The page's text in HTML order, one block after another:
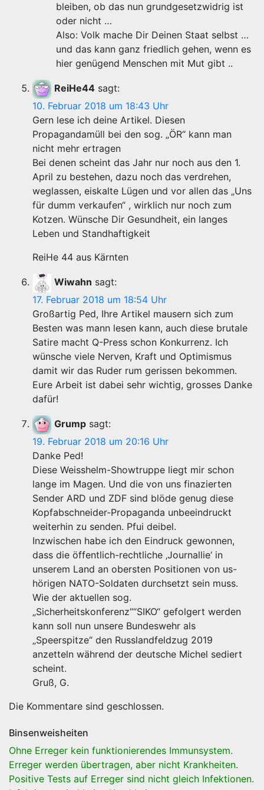
bleiben, ob das nun grundgesetzwidrig ist
oder nicht …
Also: Volk mache Dir Deinen Staat selbst …
und das kann ganz friedlich gehen, wenn es
hier genügend Menschen mit Mut gibt ..
ReiHe44 sagt:
10. Februar 2018 um 18:43 Uhr
Gern lese ich deine Artikel. Diesen
Propagandamüll bei den sog. „ÖR“ kann man
nicht mehr ertragen
Bei denen scheint das Jahr nur noch aus den 1.
April zu bestehen, dazu noch das verdrehen,
weglassen, eiskalte Lügen und vor allen das „Uns
für dumm verkaufen“ , wirklich nur noch zum
Kotzen. Wünsche Dir Gesundheit, ein langes
Leben und Standhaftigkeit
ReiHe 44 aus Kärnten
Wiwahn sagt:
17. Februar 2018 um 18:54 Uhr
Großartig Ped, Ihre Artikel mausern sich zum
Besten was mann lesen kann, auch diese brutale
Satire macht Q-Press schon Konkurrenz. Ich
wünsche viele Nerven, Kraft und Optimismus
damit wir das Ruder rum gerissen bekommen.
Eure Arbeit ist dabei sehr wichtig, grosses Danke
dafür!
Grump sagt:
19. Februar 2018 um 20:16 Uhr
Danke Ped!
Diese Weisshelm-Showtruppe liegt mir schon
lange im Magen. Und die von uns finazierten
Sender ARD und ZDF sind blöde genug diese
Kopfabschneider-Propaganda unbeeindruckt
weiterhin zu senden. Pfui deibel.
Inzwischen habe ich den Eindruck gewonnen,
dass die öffentlich-rechtliche ‚Journallie‘ in
unserem Land an obersten Positionen von us-
hörigen NATO-Soldaten durchsetzt sein muss.
Wie der aktuellen sog.
„Sicherheitskonferenz““SIKO“ gefolgert werden
kann soll nun unsere Bundeswehr als
„Speerspitze“ den Russlandfeldzug 2019
anzetteln während der deutsche Michel sediert
scheint.
Gruß, G.
Die Kommentare sind geschlossen.
Binsenweisheiten
Ohne Erreger kein funktionierendes Immunsystem.
Erreger werden übertragen, aber nicht Krankheiten.
Positive Tests auf Erreger sind nicht gleich Infektionen.